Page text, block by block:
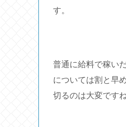
す。
普通に給料で稼い
については割と早
切るのは大変です